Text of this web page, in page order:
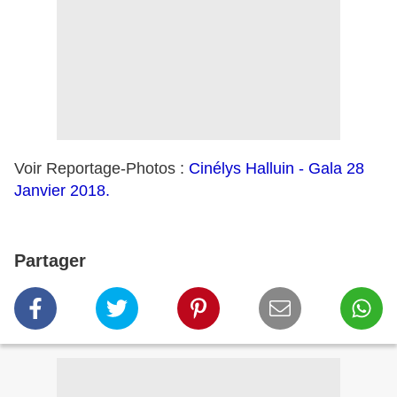
Voir Reportage-Photos : Cinélys Halluin - Gala 28
Janvier 2018.
Partager